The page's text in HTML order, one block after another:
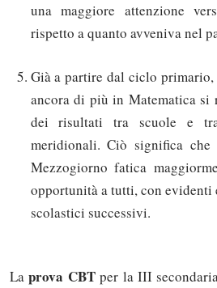
una maggiore attenzione
rispetto a quanto avveniva nel
Già a partire dal ciclo
ancora di più in Matematica si
dei risultati tra scuole e
meridionali. Ciò significa
Mezzogiorno fatica
opportunità a tutti, con
scolastici successivi.
Laprova CBTper la III